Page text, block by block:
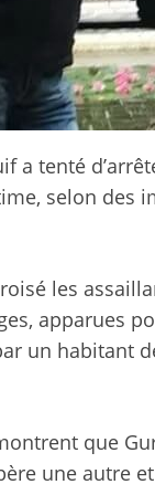
a tenté
selon des
les
apparues
un habitant
que
une autre